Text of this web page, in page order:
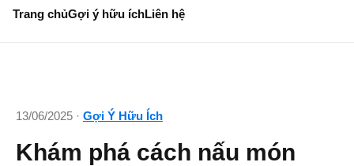
Trang chủGợi ý hữu íchLiên hệ
13/06/2025 · Gợi Ý Hữu Ích
Khám phá cách nấu món